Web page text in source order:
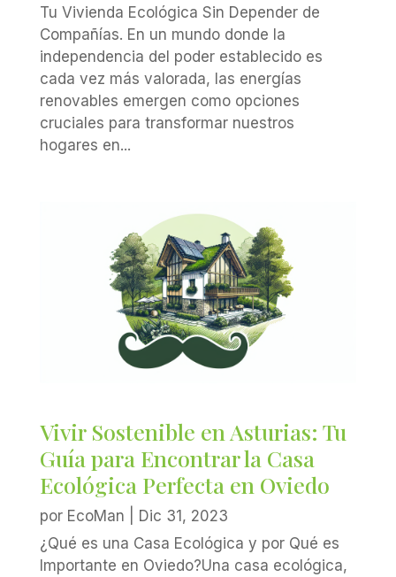
Tu Vivienda Ecológica Sin Depender de
Compañías. En un mundo donde la
independencia del poder establecido es
cada vez más valorada, las energías
renovables emergen como opciones
cruciales para transformar nuestros
hogares en...
Vivir Sostenible en Asturias: Tu
Guía para Encontrar la Casa
Ecológica Perfecta en Oviedo
por EcoMan
Dic 31, 2023
¿Qué es una Casa Ecológica y por Qué es
Importante en Oviedo?Una casa ecológica,